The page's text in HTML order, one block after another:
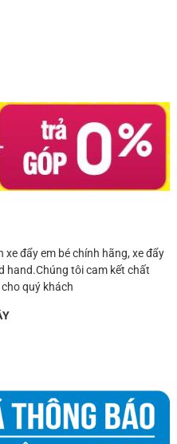
đẩy em bé chính hãng, xe đẩy
hand.Chúng tôi cam kết chất
quý khách